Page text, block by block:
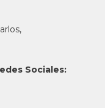
Sociales: